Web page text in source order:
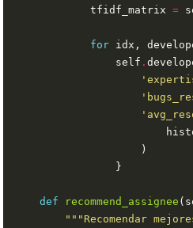
            tfidf_matrix
=
for idx,
                self
.
def recommend_assignee
"""Recomendar